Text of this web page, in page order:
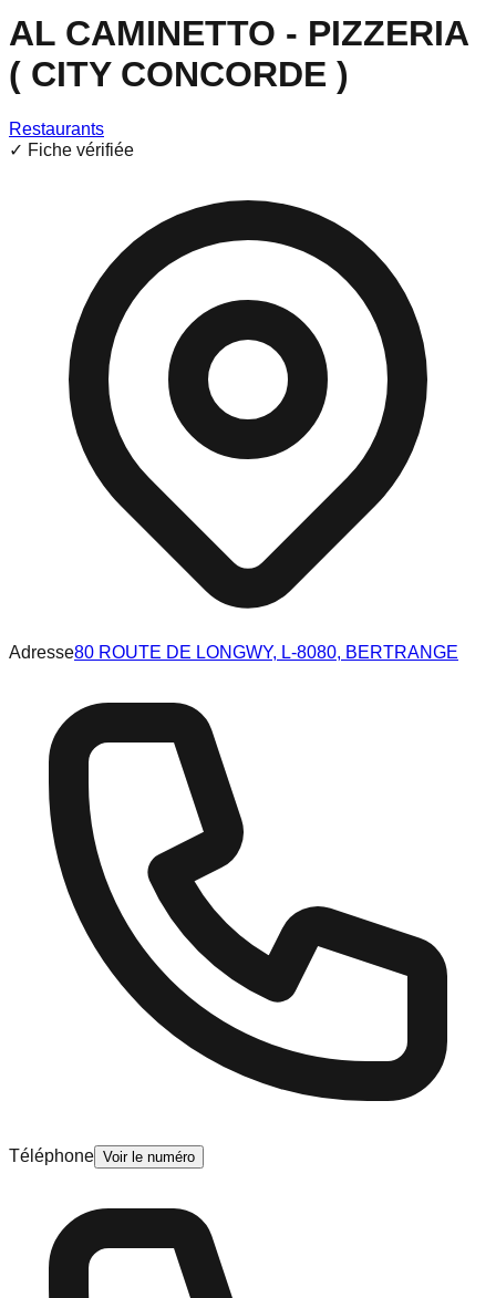
AL CAMINETTO - PIZZERIA
( CITY CONCORDE )
Restaurants
✓ Fiche vérifiée
Adresse80 ROUTE DE LONGWY, L-8080, BERTRANGE
Téléphone Voir le numéro